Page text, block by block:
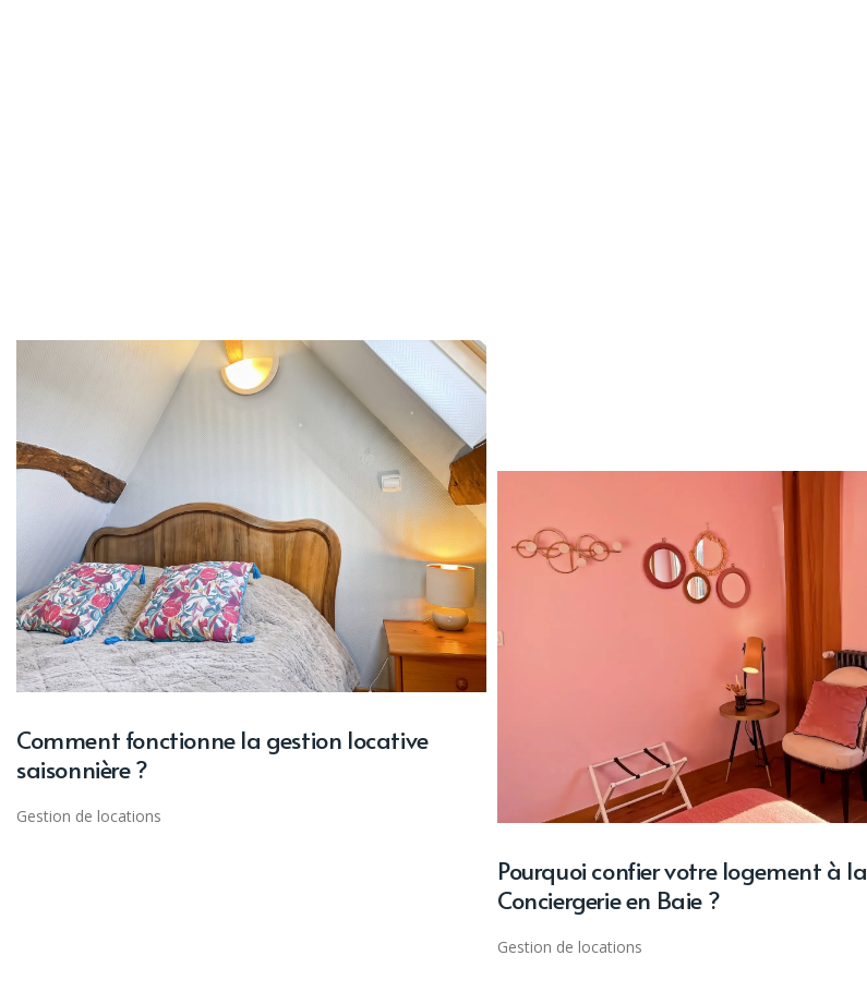
Comment fonctionne la gestion locative
saisonnière ?
Gestion de locations
Pourquoi confier votre logement à la
Conciergerie en Baie ?
Gestion de locations